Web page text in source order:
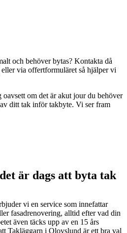
och behöver bytas? Kontakta då
via offertformuläret så hjälper vi
om det är akut jour du behöver
ditt tak inför takbyte. Vi ser fram
är dags att byta tak
vi en service som innefattar
fasadrenovering, alltid efter vad din
även täcks upp av en 15 års
Takläggarn i Olovslund är ett bra val